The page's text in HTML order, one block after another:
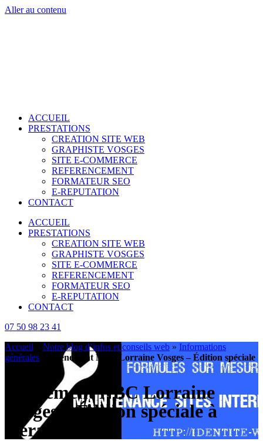
Aller au contenu
ACCUEIL
PRESTATIONS
CREATION SITE WEB
GRAPHISTE VOSGES
SITE E-COMMERCE
REFERENCEMENT
FORMATEUR SEO
E-REPUTATION
CONTACT
ACCUEIL
PRESTATIONS
CREATION SITE WEB
GRAPHISTE VOSGES
SITE E-COMMERCE
REFERENCEMENT
FORMATEUR SEO
E-REPUTATION
CONTACT
07 50 98 23 41
Accueil
Notre blog d’infos et conseils web » Informations
générales
Événement NBC Lorraine Vosges – Édition spéciale
Événement NBC Lorraine
Vosges – Édition spéciale à
Gérardmer